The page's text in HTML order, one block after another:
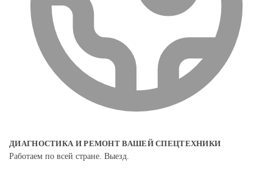
ДИАГНОСТИКА И РЕМОНТ ВАШЕЙ СПЕЦТЕХНИКИ
Работаем по всей стране. Выезд.